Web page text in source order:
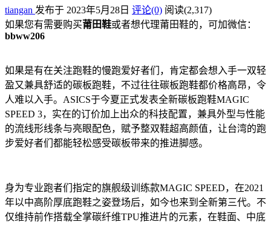
tiangan 发布于 2023年5月28日 评论(0) 阅读(2,317)
如果您有需要购买莆田鞋或者想代理莆田鞋的，可加微信：
bbww206
如果是有在关注跑鞋的慢跑爱好者们，肯定都会想入手一双轻
盈又兼具舒适的碳板跑鞋，不过往往碳板跑鞋都价格高昂，令
人难以入手。ASICS于今夏正式发表全新碳板跑鞋MAGIC
SPEED 3，实在的订价加上出众的科技配置，兼具外型与性能
的流线形线条与亮眼配色，赋予整双鞋超高颜值，让台湾的跑
步爱好者们都能轻松感受碳板带来的推进脚感。
身为专业跑者们指定的旗舰级训练款MAGIC SPEED，在2021
年以中高阶厚底跑鞋之姿登场后，如今也来到全新第三代。不
仅维持前作搭载全掌碳纤维TPU推进片的元素，在鞋面、中底